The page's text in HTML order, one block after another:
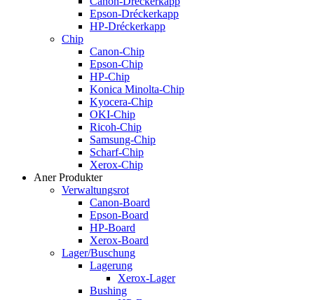
Epson-Dréckerkapp
HP-Dréckerkapp
Chip
Canon-Chip
Epson-Chip
HP-Chip
Konica Minolta-Chip
Kyocera-Chip
OKI-Chip
Ricoh-Chip
Samsung-Chip
Scharf-Chip
Xerox-Chip
Aner Produkter
Verwaltungsrot
Canon-Board
Epson-Board
HP-Board
Xerox-Board
Lager/Buschung
Lagerung
Xerox-Lager
Bushing